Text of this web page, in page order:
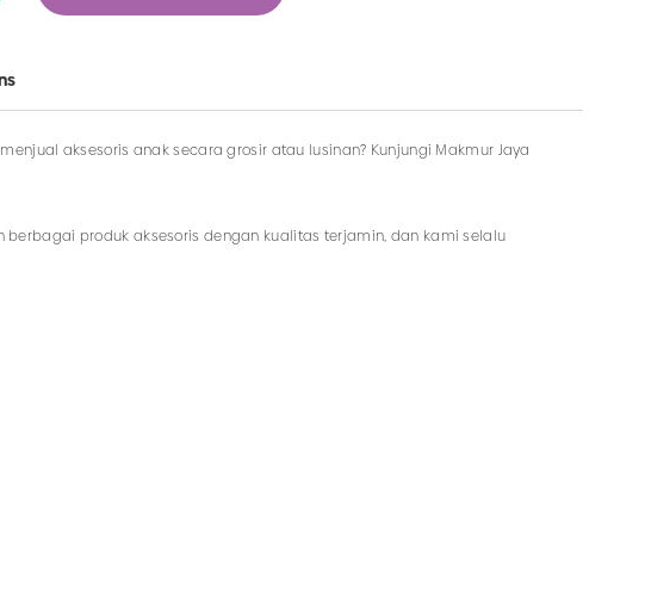
aksesoris anak secara grosir atau lusinan? Kunjungi Makmur Jaya
berbagai produk aksesoris dengan kualitas terjamin, dan kami selalu